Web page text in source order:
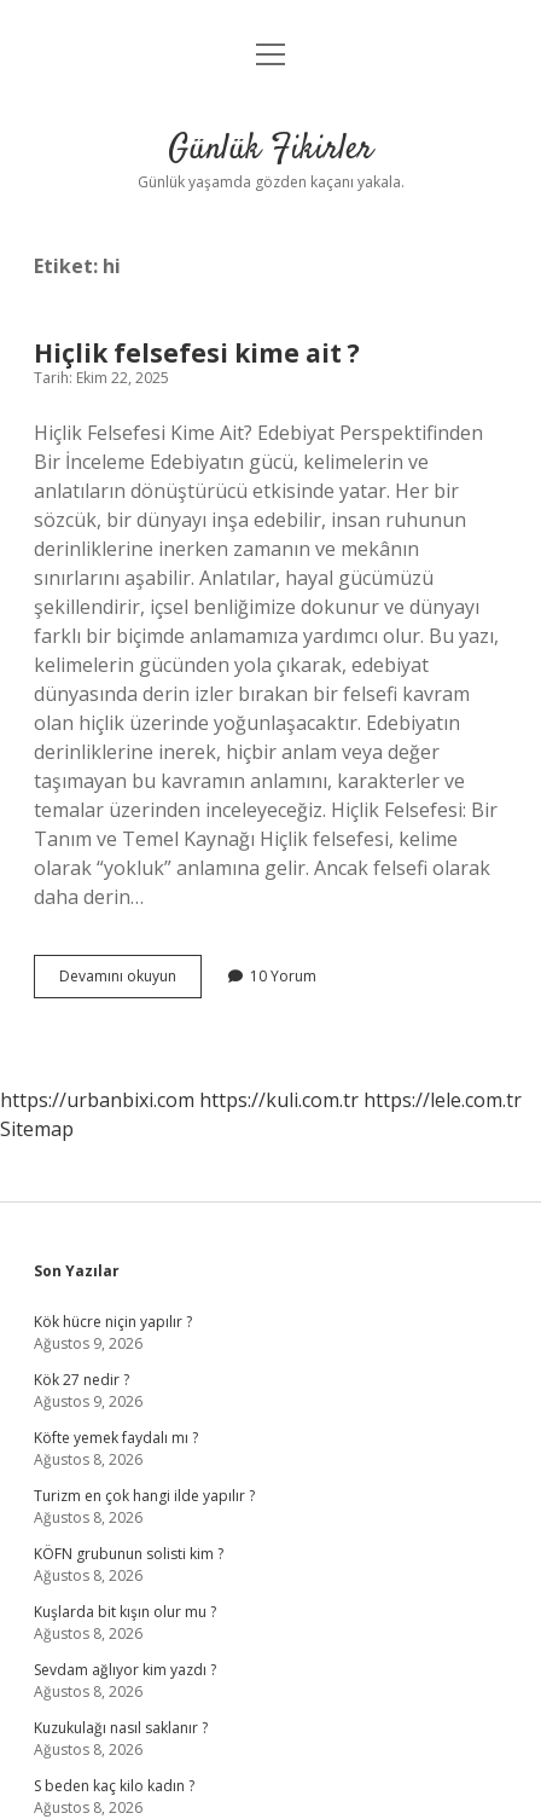
Anasayfa
Yasal Uyarı
menüyü
Günlük Fikirler
Günlük yaşamda gözden kaçanı yakala.
Etiket: hi
Hiçlik felsefesi kime ait ?
Tarih: Ekim 22, 2025
Hiçlik Felsefesi Kime Ait? Edebiyat Perspektifinden
Bir İnceleme Edebiyatın gücü, kelimelerin ve
anlatıların dönüştürücü etkisinde yatar. Her bir
sözcük, bir dünyayı inşa edebilir, insan ruhunun
derinliklerine inerken zamanın ve mekânın
sınırlarını aşabilir. Anlatılar, hayal gücümüzü
şekillendirir, içsel benliğimize dokunur ve dünyayı
farklı bir biçimde anlamamıza yardımcı olur. Bu yazı,
kelimelerin gücünden yola çıkarak, edebiyat
dünyasında derin izler bırakan bir felsefi kavram
olan hiçlik üzerinde yoğunlaşacaktır. Edebiyatın
derinliklerine inerek, hiçbir anlam veya değer
taşımayan bu kavramın anlamını, karakterler ve
temalar üzerinden inceleyeceğiz. Hiçlik Felsefesi: Bir
Tanım ve Temel Kaynağı Hiçlik felsefesi, kelime
olarak “yokluk” anlamına gelir. Ancak felsefi olarak
daha derin…
Devamını okuyun
felsefesi
10 Yorum
https://urbanbixi.com https://kuli.com.tr https://lele.com.tr
Sitemap
Sidebar
Son Yazılar
Kök hücre niçin yapılır ?
Ağustos 9, 2026
Kök 27 nedir ?
Ağustos 9, 2026
Köfte yemek faydalı mı ?
Ağustos 8, 2026
Turizm en çok hangi ilde yapılır ?
Ağustos 8, 2026
KÖFN grubunun solisti kim ?
Ağustos 8, 2026
Kuşlarda bit kışın olur mu ?
Ağustos 8, 2026
Sevdam ağlıyor kim yazdı ?
Ağustos 8, 2026
Kuzukulağı nasıl saklanır ?
Ağustos 8, 2026
S beden kaç kilo kadın ?
Ağustos 8, 2026